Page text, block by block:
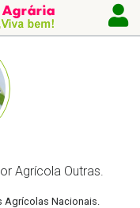
Agrícola Outras.
Agrícolas Nacionais.